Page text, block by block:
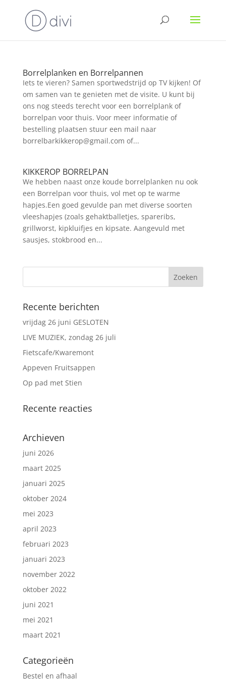
Borrelplanken en Borrelpannen
Iets te vieren? Samen sportwedstrijd op TV kijken! Of
om samen van te genieten met de visite. U kunt bij
ons nog steeds terecht voor een borrelplank of
borrelpan voor thuis. Voor meer informatie of
bestelling plaatsen stuur een mail naar
borrelbarkikkerop@gmail.com of...
KIKKEROP BORRELPAN
We hebben naast onze koude borrelplanken nu ook
een Borrelpan voor thuis, vol met op te warme
hapjes.Een goed gevulde pan met diverse soorten
vleeshapjes (zoals gehaktballetjes, spareribs,
grillworst, kipkluifjes en kipsate. Aangevuld met
sausjes, stokbrood en...
Recente berichten
vrijdag 26 juni GESLOTEN
LIVE MUZIEK, zondag 26 juli
Fietscafe/Kwaremont
Appeven Fruitsappen
Op pad met Stien
Recente reacties
Archieven
juni 2026
maart 2025
januari 2025
oktober 2024
mei 2023
april 2023
februari 2023
januari 2023
november 2022
oktober 2022
juni 2021
mei 2021
maart 2021
Categorieën
Bestel en afhaal